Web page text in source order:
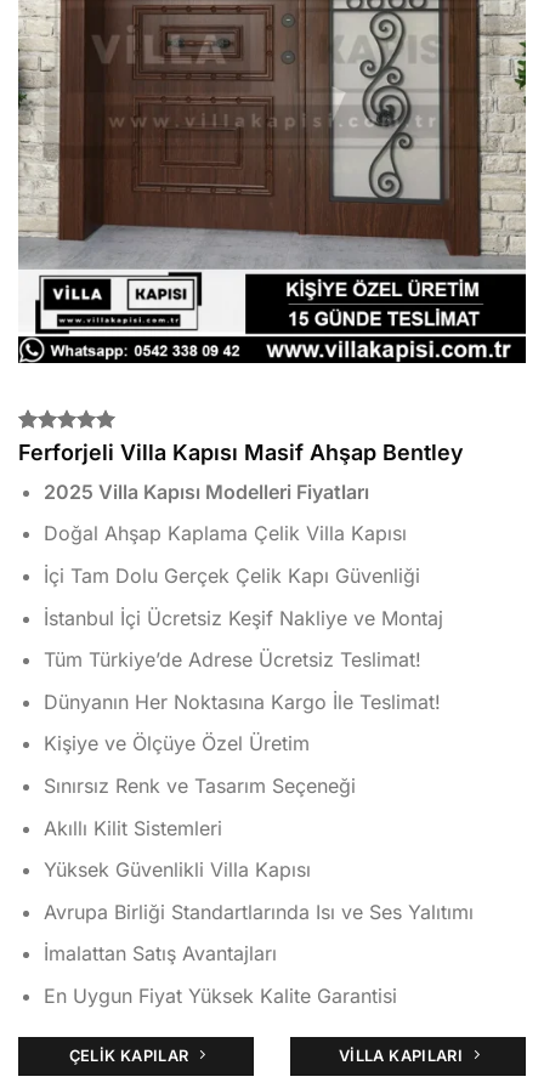
2
müşteri
puanına
dayanarak
5.00puan
aldı
Ferforjeli Villa Kapısı Masif Ahşap Bentley
2025 Villa Kapısı Modelleri Fiyatları
Doğal Ahşap Kaplama Çelik Villa Kapısı
İçi Tam Dolu Gerçek Çelik Kapı Güvenliği
İstanbul İçi Ücretsiz Keşif Nakliye ve Montaj
Tüm Türkiye’de Adrese Ücretsiz Teslimat!
Dünyanın Her Noktasına Kargo İle Teslimat!
Kişiye ve Ölçüye Özel Üretim
Sınırsız Renk ve Tasarım Seçeneği
Akıllı Kilit Sistemleri
Yüksek Güvenlikli Villa Kapısı
Avrupa Birliği Standartlarında Isı ve Ses Yalıtımı
İmalattan Satış Avantajları
En Uygun Fiyat Yüksek Kalite Garantisi
ÇELIK KAPILAR VILLA KAPILARI